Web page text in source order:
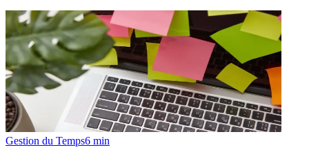
Gestion du Temps6 min